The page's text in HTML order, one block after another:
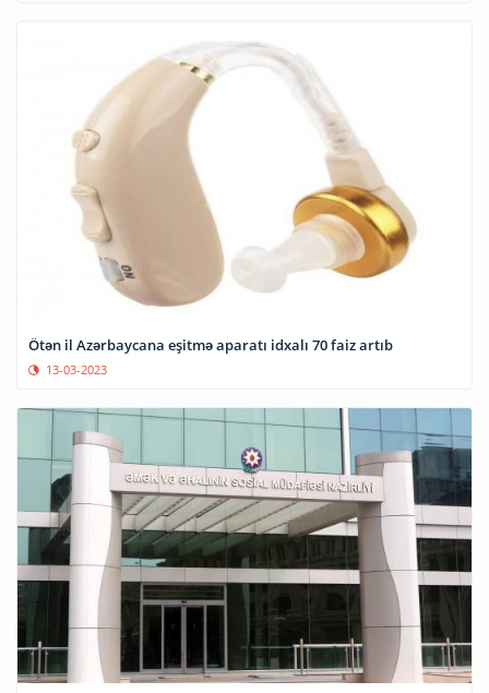
Ötən il Azərbaycana eşitmə aparatı idxalı 70 faiz artıb
13-03-2023